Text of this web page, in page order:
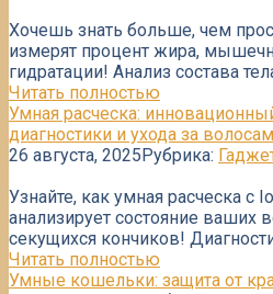
Хочешь знать больше, чем
измерят процент жира,
гидратации! Анализ состава
Читать полностью
Умная расческа:
диагностики и ухода за
26 августа, 2025Рубрика:
Узнайте, как умная расческа с
анализирует состояние ваших
секущихся кончиков!
Читать полностью
Умные кошельки: защита от